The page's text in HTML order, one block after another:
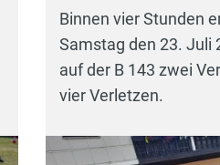
Binnen vier Stunden
Samstag den 23. Juli
auf der B 143 zwei
vier Verletzen.